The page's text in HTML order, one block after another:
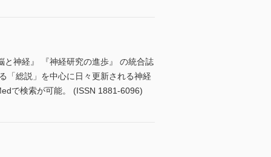
神経』 『神経研究の進歩』 の統合誌
「総説」を中心に日々更新される神経
で検索が可能。 (ISSN 1881-6096)